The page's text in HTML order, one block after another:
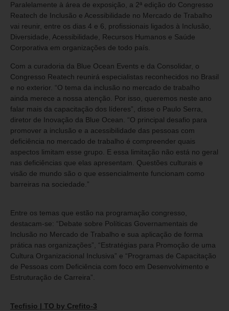
Paralelamente à área de exposição, a 2ª edição do Congresso
Reatech de Inclusão e Acessibilidade no Mercado de Trabalho
vai reunir, entre os dias 4 e 6, profissionais ligados à Inclusão,
Diversidade, Acessibilidade, Recursos Humanos e Saúde
Corporativa em organizações de todo país.
Com a curadoria da Blue Ocean Events e da Consolidar, o
Congresso Reatech reunirá especialistas reconhecidos no Brasil
e no exterior. “O tema da inclusão no mercado de trabalho
ainda merece a nossa atenção. Por isso, queremos neste ano
falar mais da capacitação dos líderes”, disse o Paulo Serra,
diretor de Inovação da Blue Ocean. “O principal desafio para
promover a inclusão e a acessibilidade das pessoas com
deficiência no mercado de trabalho é compreender quais
aspectos limitam esse grupo. E essa limitação não está no geral
nas deficiências que elas apresentam. Questões culturais e
visão de mundo são o que essencialmente funcionam como
barreiras na sociedade.”
Entre os temas que estão na programação congresso,
destacam-se: “Debate sobre Políticas Governamentais de
Inclusão no Mercado de Trabalho e sua aplicação de forma
prática nas organizações”, “Estratégias para Promoção de uma
Cultura Organizacional Inclusiva” e “Programas de Capacitação
de Pessoas com Deficiência com foco em Desenvolvimento e
Estruturação de Carreira”.
Tecfisio | TO by Crefito-3